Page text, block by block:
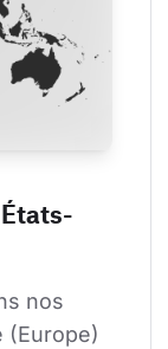
nos
(Europe)